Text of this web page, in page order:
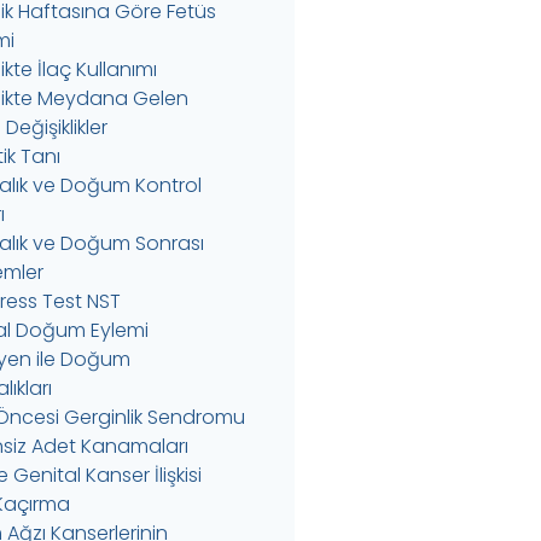
Haftasına Göre Fetüs
İlaç Kullanımı
Meydana Gelen
Tanı
ve Doğum Kontrol
ve Doğum Sonrası
Test NST
Doğum Eylemi
ile Doğum
Gerginlik Sendromu
Adet Kanamaları
Genital Kanser İlişkisi
Kanserlerinin